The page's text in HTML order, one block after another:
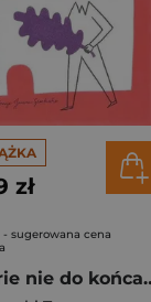
zł
- sugerowana cena
Historie